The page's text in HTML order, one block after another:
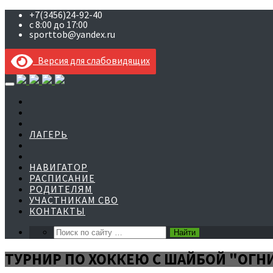
+7(3456)24-92-40
с 8:00 до 17:00
sporttob@yandex.ru
Версия для слабовидящих
Skip
to
content
ЛАГЕРЬ
НАВИГАТОР
РАСПИСАНИЕ
РОДИТЕЛЯМ
УЧАСТНИКАМ СВО
КОНТАКТЫ
ТУРНИР ПО ХОККЕЮ С ШАЙБОЙ